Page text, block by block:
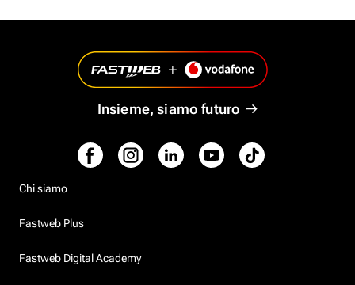
Insieme, siamo futuro
Chi siamo
Fastweb Plus
Fastweb Digital Academy